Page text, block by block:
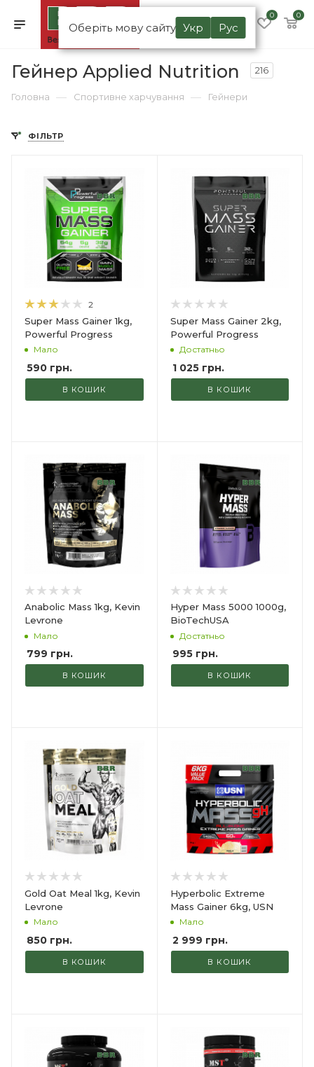
Оберіть мову сайту Укр Рус
0 0
Гейнер Applied Nutrition 216
Головна — Спортивне харчування — Гейнери
ФІЛЬТР
2
Super Mass Gainer 1kg,
Powerful Progress
Мало
590 грн.
В КОШИК
Super Mass Gainer 2kg,
Powerful Progress
Достатньо
1 025грн.
В КОШИК
Anabolic Mass 1kg, Kevin
Levrone
Мало
799 грн.
В КОШИК
Hyper Mass 5000 1000g,
BioTechUSA
Достатньо
995грн.
В КОШИК
Gold Oat Meal 1kg, Kevin
Levrone
Мало
850 грн.
В КОШИК
Hyperbolic Extreme
Mass Gainer 6kg, USN
Мало
2 999 грн.
В КОШИК